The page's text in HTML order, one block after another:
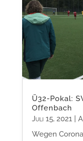
Ü32-Pokal:
Offenbach
Juli 15, 2021|
Wegen